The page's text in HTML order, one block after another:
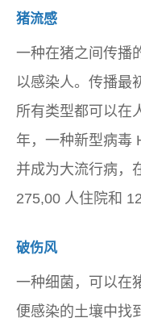
猪流感
一种在猪之间传播
以感染人。传播最
所有类型都可以在
年，一种新型病毒
并成为大流行病，
275,00 人住院和
破伤风
一种细菌，可以在
便感染的土壤中找